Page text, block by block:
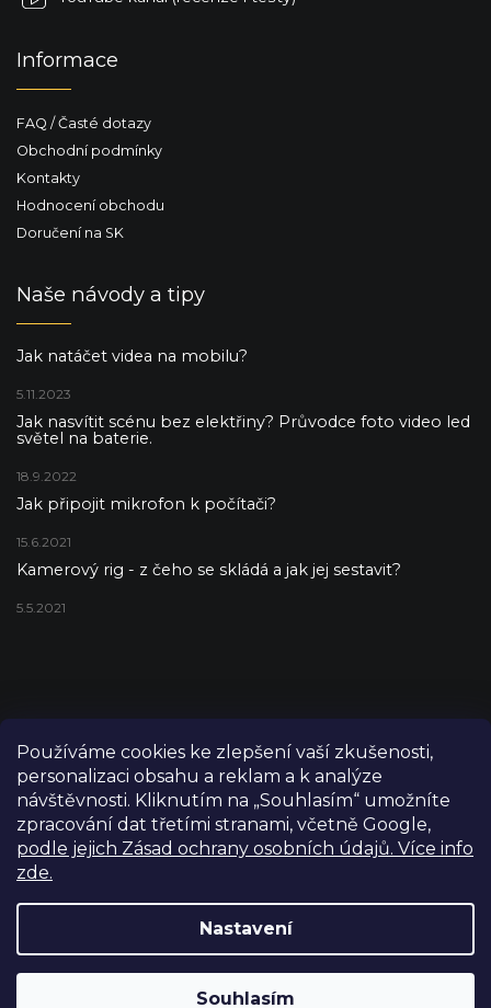
Používáme cookies ke zlepšení vaší zkušenosti,
personalizaci obsahu a reklam a k analýze
návštěvnosti. Kliknutím na „Souhlasím“ umožníte
zpracování dat třetími stranami, včetně Google,
podle jejich Zásad ochrany osobních údajů. Více info
zde.
Nastavení
Souhlasím
Výdejní sklad Praha: PO–PÁ 8:00–16:00. Při objednání a
Informace
FAQ / Časté dotazy
Obchodní podmínky
Kontakty
Hodnocení obchodu
Doručení na SK
Naše návody a tipy
Jak natáčet videa na mobilu?
5.11.2023
Jak nasvítit scénu bez elektřiny? Průvodce foto video led
světel na baterie.
18.9.2022
Jak připojit mikrofon k počítači?
15.6.2021
Kamerový rig - z čeho se skládá a jak jej sestavit?
5.5.2021
Vytvořil Shoptet
Copyright 2026FILM-TECHNIKA. Všechna práva vyhrazena.
Upravit nastavení cookies